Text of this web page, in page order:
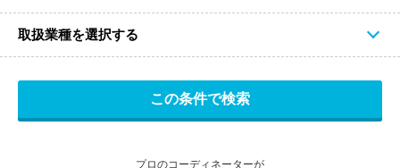
取扱業種を選択する
プロのコーディネーターが